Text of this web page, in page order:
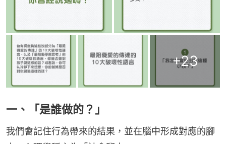
+23
一、「是誰做的？」
我們會記住行為帶來的結果，並在腦中形成對應的腳